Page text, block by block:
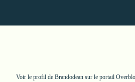
Voir le profil de Brandodean sur le portail